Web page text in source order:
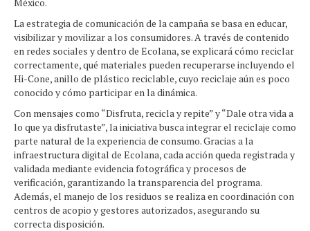
La estrategia de comunicación de la campaña se basa en educar,
visibilizar y movilizar a los consumidores. A través de contenido
en redes sociales y dentro de Ecolana, se explicará cómo reciclar
correctamente, qué materiales pueden recuperarse incluyendo el
Hi-Cone, anillo de plástico reciclable, cuyo reciclaje aún es poco
conocido y cómo participar en la dinámica.
Con mensajes como “Disfruta, recicla y repite” y “Dale otra vida a
lo que ya disfrutaste”, la iniciativa busca integrar el reciclaje como
parte natural de la experiencia de consumo. Gracias a la
infraestructura digital de Ecolana, cada acción queda registrada y
validada mediante evidencia fotográfica y procesos de
verificación, garantizando la transparencia del programa.
Además, el manejo de los residuos se realiza en coordinación con
centros de acopio y gestores autorizados, asegurando su
correcta disposición.